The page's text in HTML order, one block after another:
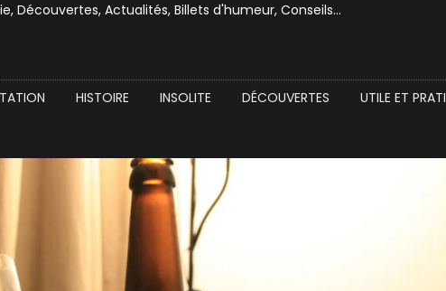
Découvertes, Actualités, Billets d'humeur, Conseils…
HISTOIRE INSOLITE DÉCOUVERTES UTILE ET